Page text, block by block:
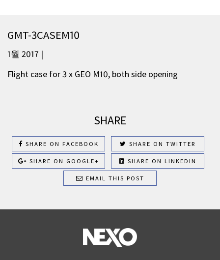
GMT-3CASEM10
1월 2017 |
Flight case for 3 x GEO M10, both side opening
SHARE
SHARE ON FACEBOOK SHARE ON TWITTER
SHARE ON GOOGLE+ SHARE ON LINKEDIN
EMAIL THIS POST